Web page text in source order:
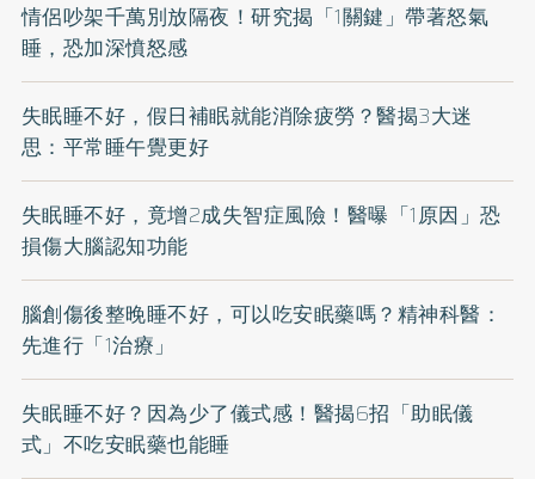
情侶吵架千萬別放隔夜！研究揭「1關鍵」帶著怒氣
睡，恐加深憤怒感
失眠睡不好，假日補眠就能消除疲勞？醫揭3大迷
思：平常睡午覺更好
失眠睡不好，竟增2成失智症風險！醫曝「1原因」恐
損傷大腦認知功能
腦創傷後整晚睡不好，可以吃安眠藥嗎？精神科醫：
先進行「1治療」
失眠睡不好？因為少了儀式感！醫揭6招「助眠儀
式」不吃安眠藥也能睡